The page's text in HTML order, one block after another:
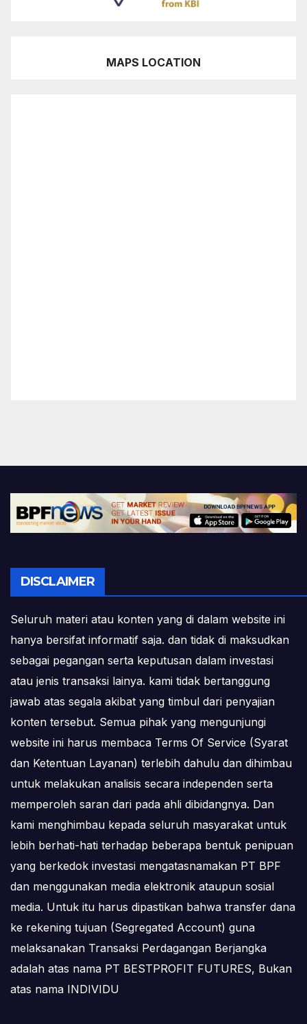
MAPS LOCATION
DISCLAIMER
Seluruh materi atau konten yang di dalam website ini
hanya bersifat informatif saja. dan tidak di maksudkan
sebagai pegangan serta keputusan dalam investasi
atau jenis transaksi lainya. kami tidak bertanggung
jawab atas segala akibat yang timbul dari penyajian
konten tersebut. Semua pihak yang mengunjungi
website ini harus membaca Terms Of Service (Syarat
dan Ketentuan Layanan) terlebih dahulu dan dihimbau
untuk melakukan analisis secara independen serta
memperoleh saran dari pada ahli dibidangnya. Dan
kami menghimbau kepada seluruh masyarakat untuk
lebih berhati-hati terhadap beberapa bentuk penipuan
yang berkedok investasi mengatasnamakan PT BPF
dan menggunakan media elektronik ataupun sosial
media. Untuk itu harus dipastikan bahwa transfer dana
ke rekening tujuan (Segregated Account) guna
melaksanakan Transaksi Perdagangan Berjangka
adalah atas nama PT BESTPROFIT FUTURES, Bukan
atas nama INDIVIDU